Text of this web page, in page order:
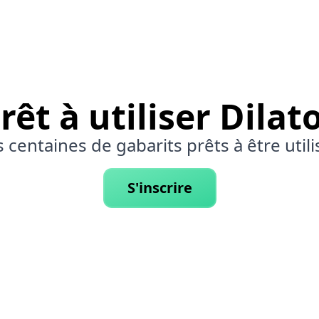
à utiliser
centaines de gabarits prêts à être
S'inscrire